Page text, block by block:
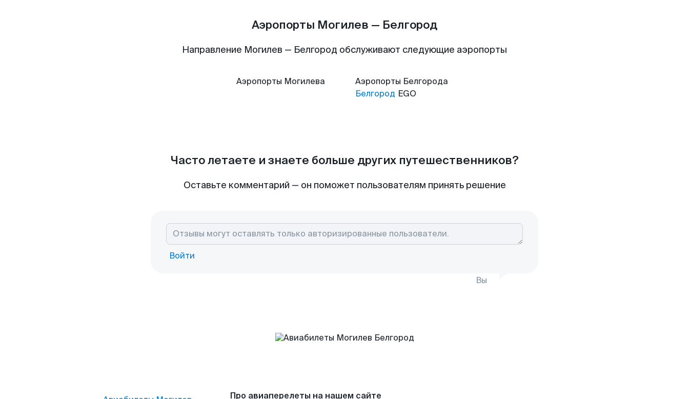
Аэропорты Могилев — Белгород
Направление Могилев — Белгород обслуживают следующие аэропорты
Аэропорты Могилева Аэропорты Белгорода
Белгород EGO
Часто летаете и знаете больше других путешественников?
Оставьте комментарий — он поможет пользователям принять решение
Войти
Вы
Про авиаперелеты на нашем сайте